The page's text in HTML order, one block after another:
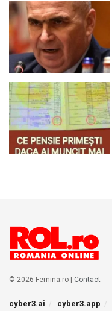
© 2026 Femina.ro | Contact
cyber3.ai cyber3.app